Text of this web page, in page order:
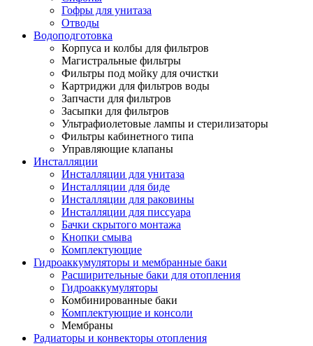
Гофры для унитаза
Отводы
Водоподготовка
Корпуса и колбы для фильтров
Магистральные фильтры
Фильтры под мойку для очистки
Картриджи для фильтров воды
Запчасти для фильтров
Засыпки для фильтров
Ультрафиолетовые лампы и стерилизаторы
Фильтры кабинетного типа
Управляющие клапаны
Инсталляции
Инсталляции для унитаза
Инсталляции для биде
Инсталляции для раковины
Инсталляции для писсуара
Бачки скрытого монтажа
Кнопки смыва
Комплектующие
Гидроаккумуляторы и мембранные баки
Расширительные баки для отопления
Гидроаккумуляторы
Комбинированные баки
Комплектующие и консоли
Мембраны
Радиаторы и конвекторы отопления